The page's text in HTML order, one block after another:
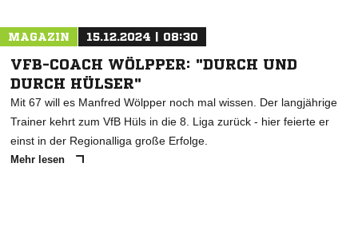
MAGAZIN 15.12.2024 | 08:30
VFB-COACH WÖLPPER: "DURCH UND
DURCH HÜLSER"
Mit 67 will es Manfred Wölpper noch mal wissen. Der langjährige
Trainer kehrt zum VfB Hüls in die 8. Liga zurück - hier feierte er
einst in der Regionalliga große Erfolge.
Mehr lesen